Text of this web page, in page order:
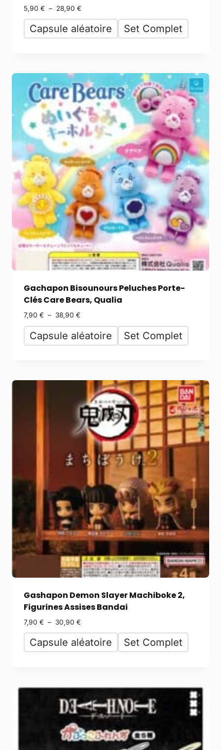
5,90 € – 28,90 €
Capsule aléatoire Set Complet
Gachapon Bisounours Peluches Porte-
Clés Care Bears, Qualia
7,90 € – 38,90 €
Capsule aléatoire Set Complet
Gashapon Demon Slayer Machiboke 2,
Figurines Assises Bandai
7,90 € – 30,90 €
Capsule aléatoire Set Complet